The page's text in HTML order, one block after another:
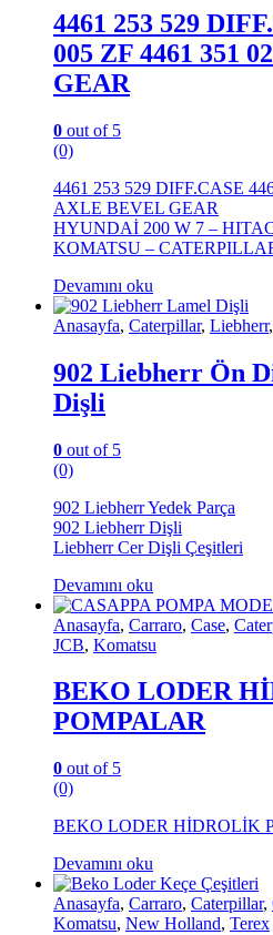
4461 253 529
005 ZF 4461 351
GEAR
0 out of 5
(0)
4461 253 529 DIFF.CASE
AXLE BEVEL GEAR
HYUNDAİ 200 W 7 –
KOMATSU –
Devamını oku
Anasayfa, Caterpillar, Liebherr,
902 Liebherr Ön
Dişli
0 out of 5
(0)
902 Liebherr Yedek Parça
902 Liebherr Dişli
Liebherr Cer Dişli Çeşitleri
Devamını oku
Anasayfa, Carraro, Case,
JCB, Komatsu
BEKO LODER
POMPALAR
0 out of 5
(0)
BEKO LODER HİDROLİK
Devamını oku
Anasayfa, Carraro, Caterpillar,
Komatsu, New Holland, Terex